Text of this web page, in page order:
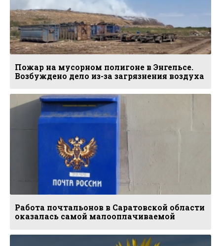
Пожар на мусорном полигоне в Энгельсе.
Возбуждено дело из-за загрязнения воздуха
Работа почтальонов в Саратовской области
оказалась самой малооплачиваемой